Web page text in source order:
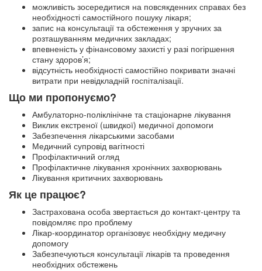
можливість зосередитися на повсякденних справах без
необхідності самостійного пошуку лікаря;
запис на консультації та обстеження у зручних за
розташуванням медичних закладах;
впевненість у фінансовому захисті у разі погіршення
стану здоров’я;
відсутність необхідності самостійно покривати значні
витрати при невідкладній госпіталізації.
Що ми пропонуємо?
Амбулаторно-поліклінічне та стаціонарне лікування
Виклик екстреної (швидкої) медичної допомоги
Забезпечення лікарськими засобами
Медичний супровід вагітності
Профілактичний огляд
Профілактичне лікування хронічних захворювань
Лікування критичних захворювань
Як це працює?
Застрахована особа звертається до контакт-центру та
повідомляє про проблему
Лікар-координатор організовує необхідну медичну
допомогу
Забезпечуються консультації лікарів та проведення
необхідних обстежень